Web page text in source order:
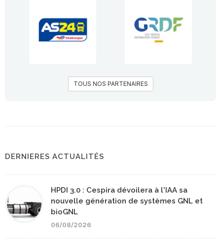
TOUS NOS PARTENAIRES
DERNIERES ACTUALITÉS
HPDI 3.0 : Cespira dévoilera à l'IAA sa
nouvelle génération de systèmes GNL et
bioGNL
06/08/2026